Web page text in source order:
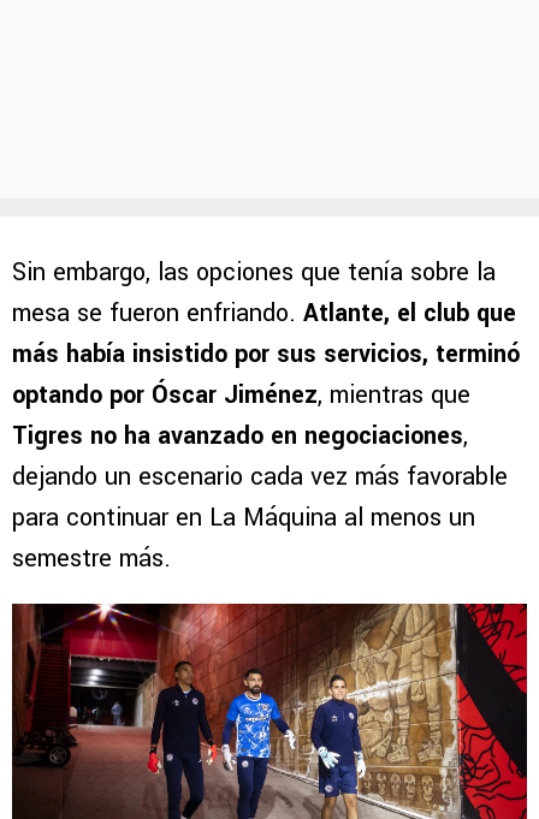
Sin embargo, las opciones que tenía sobre la
mesa se fueron enfriando. Atlante, el club que
más había insistido por sus servicios, terminó
optando por Óscar Jiménez, mientras que
Tigres no ha avanzado en negociaciones,
dejando un escenario cada vez más favorable
para continuar en La Máquina al menos un
semestre más.